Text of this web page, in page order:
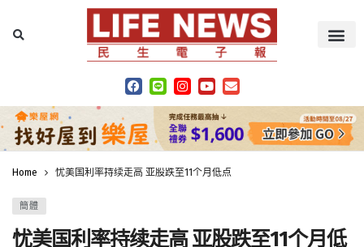
Home 忧美国利率持续走高 亚股跌至11个月低点
簡體
忧美国利率持续走高 亚股跌至11个月低